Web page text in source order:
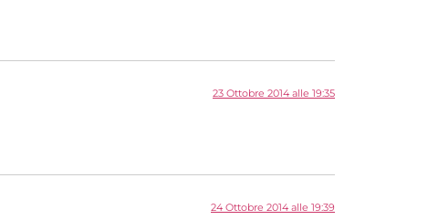
23 Ottobre 2014 alle 19:35
24 Ottobre 2014 alle 19:39